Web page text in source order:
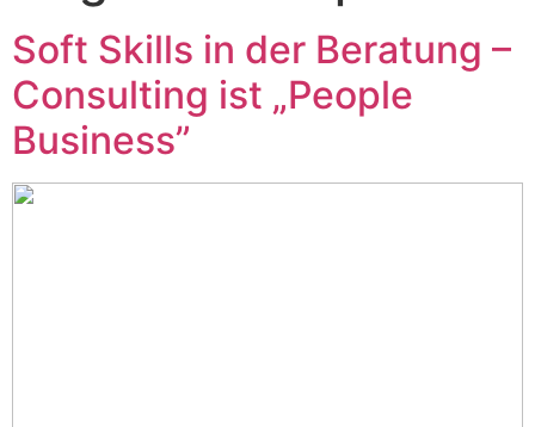
Soft Skills in der Beratung –
Consulting ist „People
Business”